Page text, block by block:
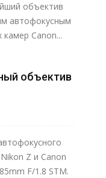
объектив
автофокусным
Canon...
объектив
Z и Canon
F/1.8 STM.